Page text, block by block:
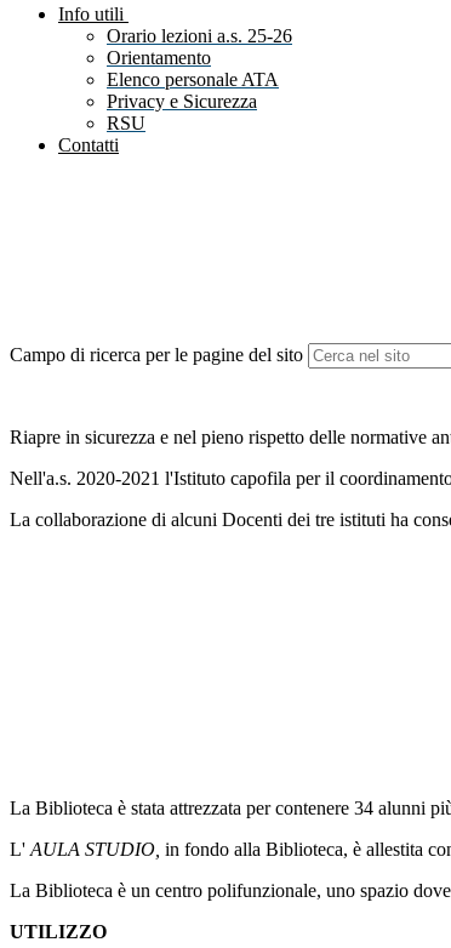
Info utili
Orario lezioni a.s. 25-26
Orientamento
Elenco personale ATA
Privacy e Sicurezza
RSU
Contatti
Campo di ricerca per le pagine del sito
Riapre in sicurezza e nel pieno rispetto delle normative
Nell'a.s. 2020-2021 l'Istituto capofila per il
La collaborazione di alcuni Docenti dei tre istituti ha
La Biblioteca è stata attrezzata per contenere 34 alunni
L' AULA STUDIO, in fondo alla Biblioteca, è allestita
La Biblioteca è un centro polifunzionale, uno spazio
UTILIZZO